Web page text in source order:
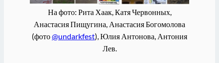
На фото: Рита Хаак, Катя Червонных,
Анастасия Пищугина, Анастасия Богомолова
(фото@undarkfest), Юлия Антонова, Антония
Лев.